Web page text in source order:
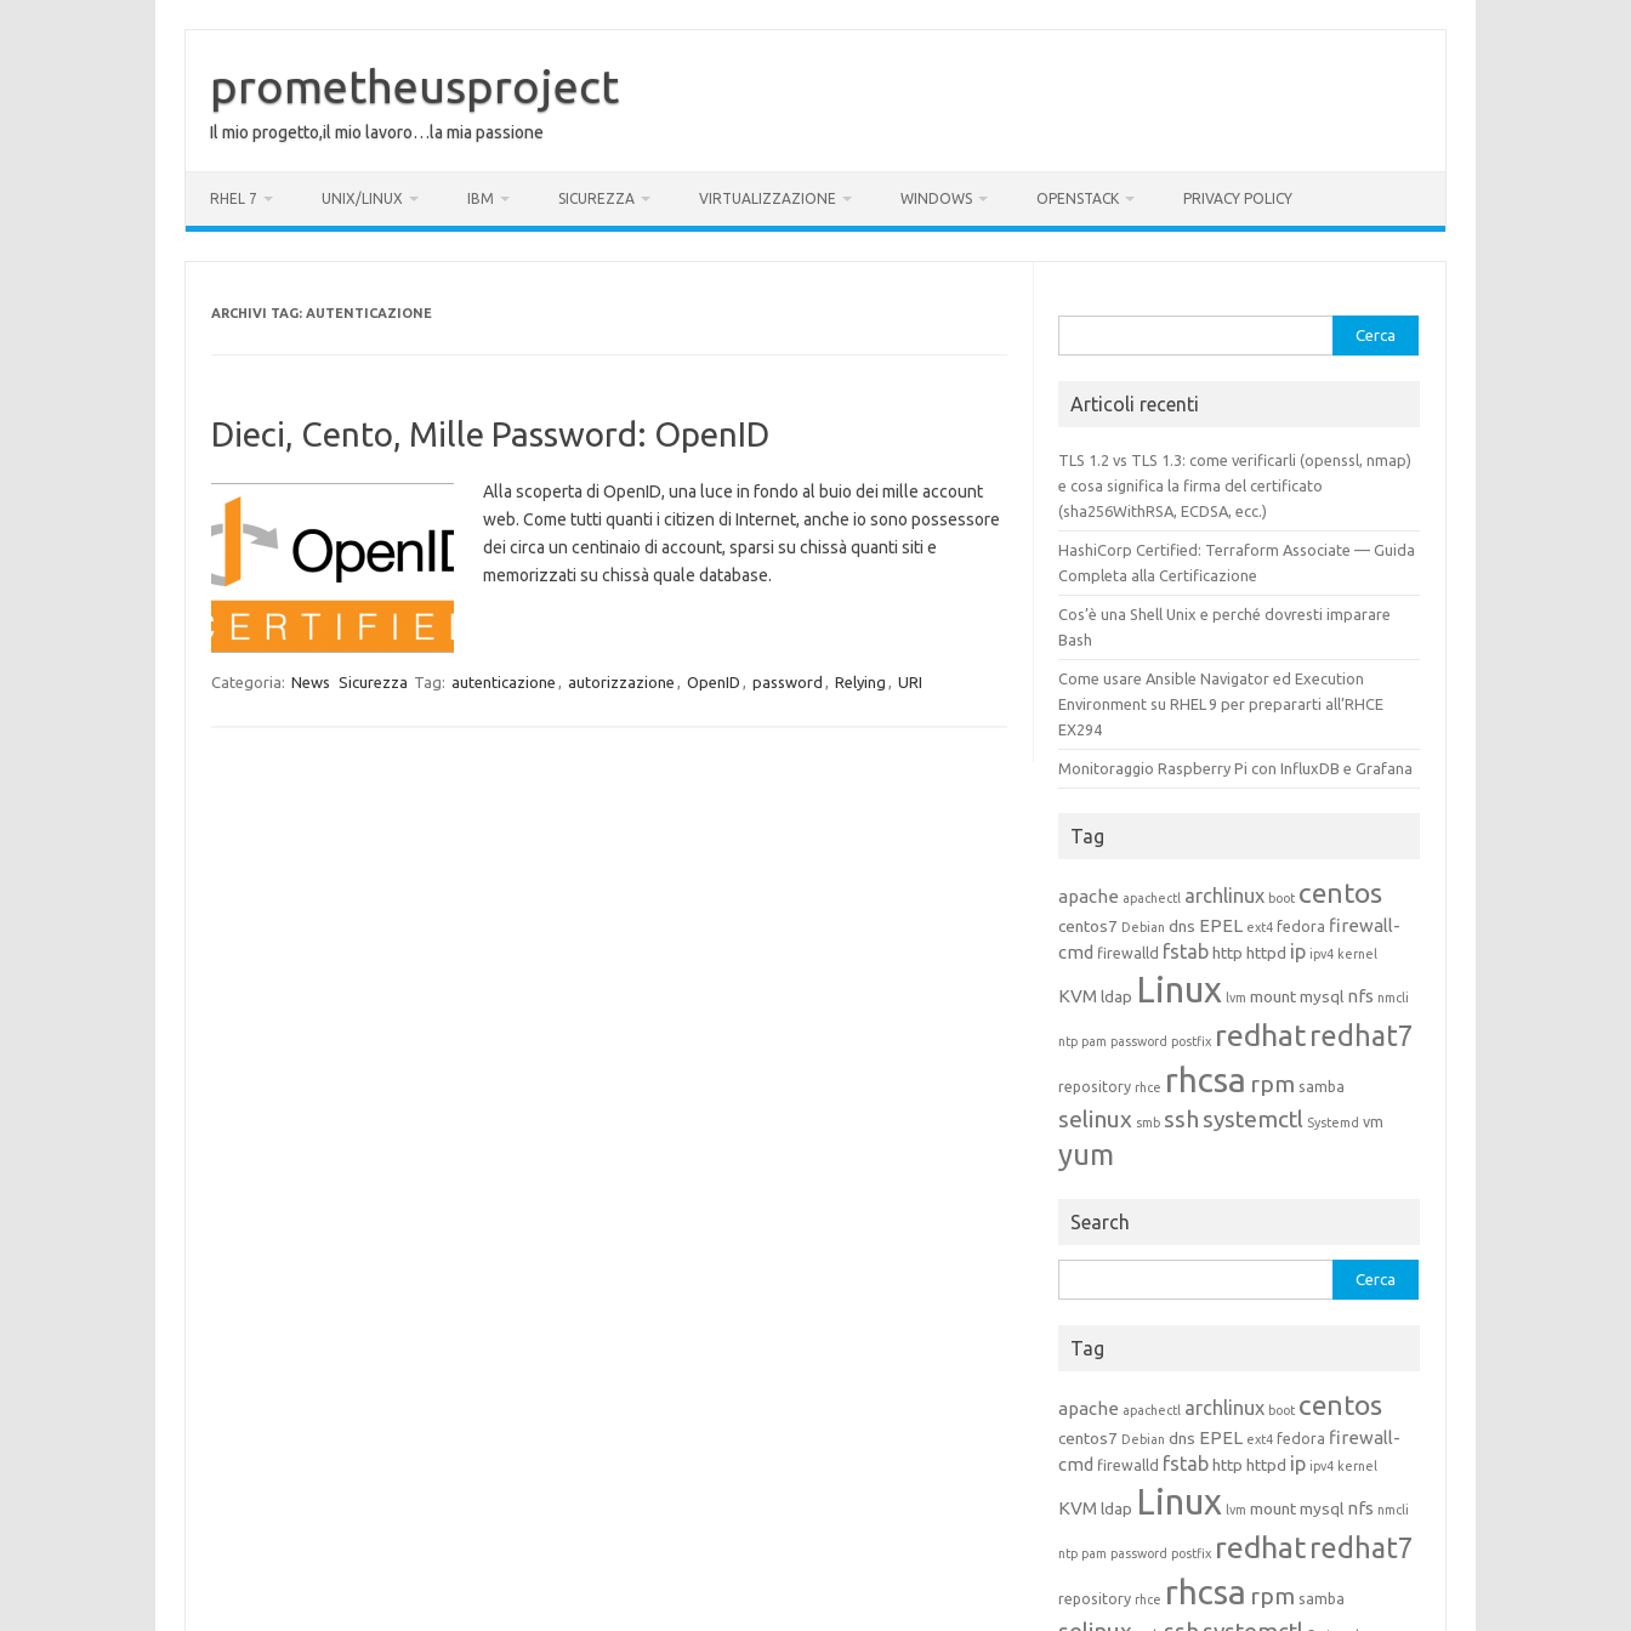
prometheusproject
Il mio progetto,il mio lavoro…la mia passione
RHEL 7 UNIX/LINUX IBM SICUREZZA VIRTUALIZZAZIONE WINDOWS OPENSTACK PRIVACY POLICY
ARCHIVI TAG: AUTENTICAZIONE
Dieci, Cento, Mille Password: OpenID
Alla scoperta di OpenID, una luce in fondo al buio dei mille account
web. Come tutti quanti i citizen di Internet, anche io sono possessore
dei circa un centinaio di account, sparsi su chissà quanti siti e
memorizzati su chissà quale database.
Categoria: News Sicurezza Tag: autenticazione , autorizzazione , OpenID , password , Relying , URI
per:
Articoli recenti
TLS 1.2 vs TLS 1.3: come verificarli (openssl, nmap)
e cosa significa la firma del certificato
(sha256WithRSA, ECDSA, ecc.)
HashiCorp Certified: Terraform Associate — Guida
Completa alla Certificazione
Cos’è una Shell Unix e perché dovresti imparare
Bash
Come usare Ansible Navigator ed Execution
Environment su RHEL 9 per prepararti all’RHCE
EX294
Monitoraggio Raspberry Pi con InfluxDB e Grafana
Tag
apache apachectl archlinux boot centos
centos7 Debian dns EPEL ext4 fedora firewall-
cmd firewalld fstab http httpd ip ipv4 kernel
KVM ldap Linux lvm mount mysql nfs nmcli
ntp pam password postfix redhatredhat7
repository rhce rhcsa rpm samba
selinux smb ssh systemctl Systemd vm
yum
Search
per:
Tag
apache apachectl archlinux boot centos
centos7 Debian dns EPEL ext4 fedora firewall-
cmd firewalld fstab http httpd ip ipv4 kernel
KVM ldap Linux lvm mount mysql nfs nmcli
ntp pam password postfix redhatredhat7
repository rhce rhcsa rpm samba